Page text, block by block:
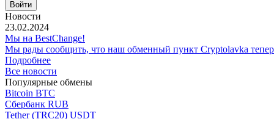
Новости
23.02.2024
Мы на BestChange!
Мы рады сообщить, что наш обменный пункт Cryptolavka
Подробнее
Все новости
Популярные обмены
Bitcoin BTC
Сбербанк RUB
Tether (TRC20) USDT